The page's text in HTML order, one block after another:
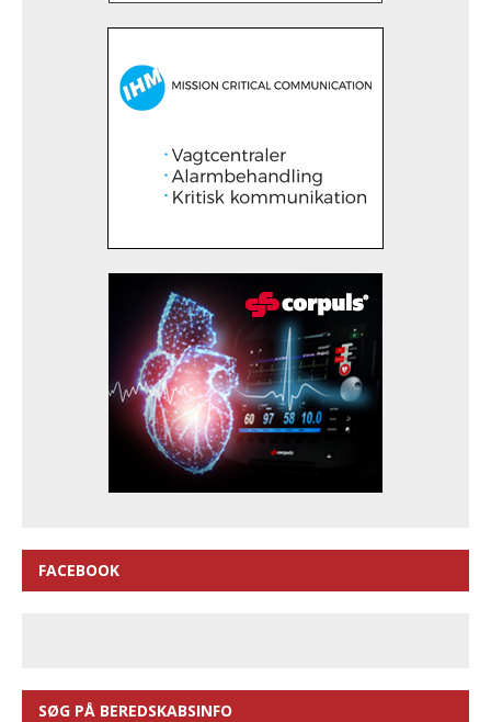
FACEBOOK
SØG PÅ BEREDSKABSINFO